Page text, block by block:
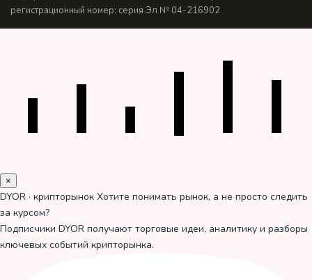
регистрационный номер: серия Эл № 04-216902
×
DYOR · крипторынок Хотите понимать рынок, а не просто следить
за курсом?
Подписчики DYOR получают торговые идеи, аналитику и разборы
ключевых событий крипторынка.